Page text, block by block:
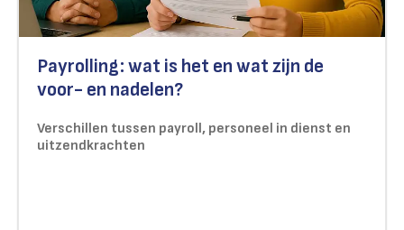
Payrolling: wat is het en wat zijn de
voor- en nadelen?
Verschillen tussen payroll, personeel in dienst en
uitzendkrachten